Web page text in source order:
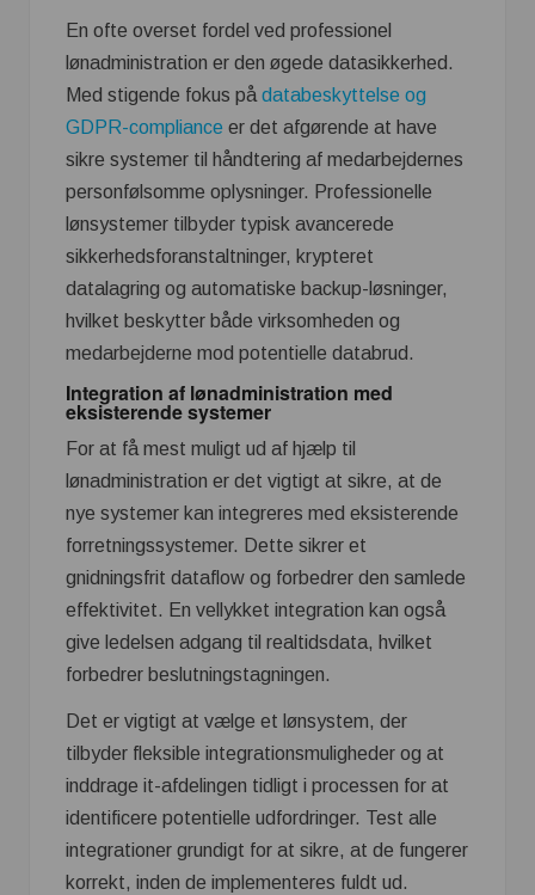
En ofte overset fordel ved professionel
lønadministration er den øgede datasikkerhed.
Med stigende fokus på databeskyttelse og
GDPR-compliance er det afgørende at have
sikre systemer til håndtering af medarbejdernes
personfølsomme oplysninger. Professionelle
lønsystemer tilbyder typisk avancerede
sikkerhedsforanstaltninger, krypteret
datalagring og automatiske backup-løsninger,
hvilket beskytter både virksomheden og
medarbejderne mod potentielle databrud.
Integration af lønadministration med
eksisterende systemer
For at få mest muligt ud af hjælp til
lønadministration er det vigtigt at sikre, at de
nye systemer kan integreres med eksisterende
forretningssystemer. Dette sikrer et
gnidningsfrit dataflow og forbedrer den samlede
effektivitet. En vellykket integration kan også
give ledelsen adgang til realtidsdata, hvilket
forbedrer beslutningstagningen.
Det er vigtigt at vælge et lønsystem, der
tilbyder fleksible integrationsmuligheder og at
inddrage it-afdelingen tidligt i processen for at
identificere potentielle udfordringer. Test alle
integrationer grundigt for at sikre, at de fungerer
korrekt, inden de implementeres fuldt ud.